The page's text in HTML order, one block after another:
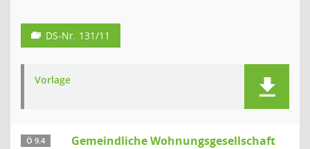
DS-Nr. 131/11
Vorlage
Ö 9.4
Gemeindliche Wohnungsgesellschaft